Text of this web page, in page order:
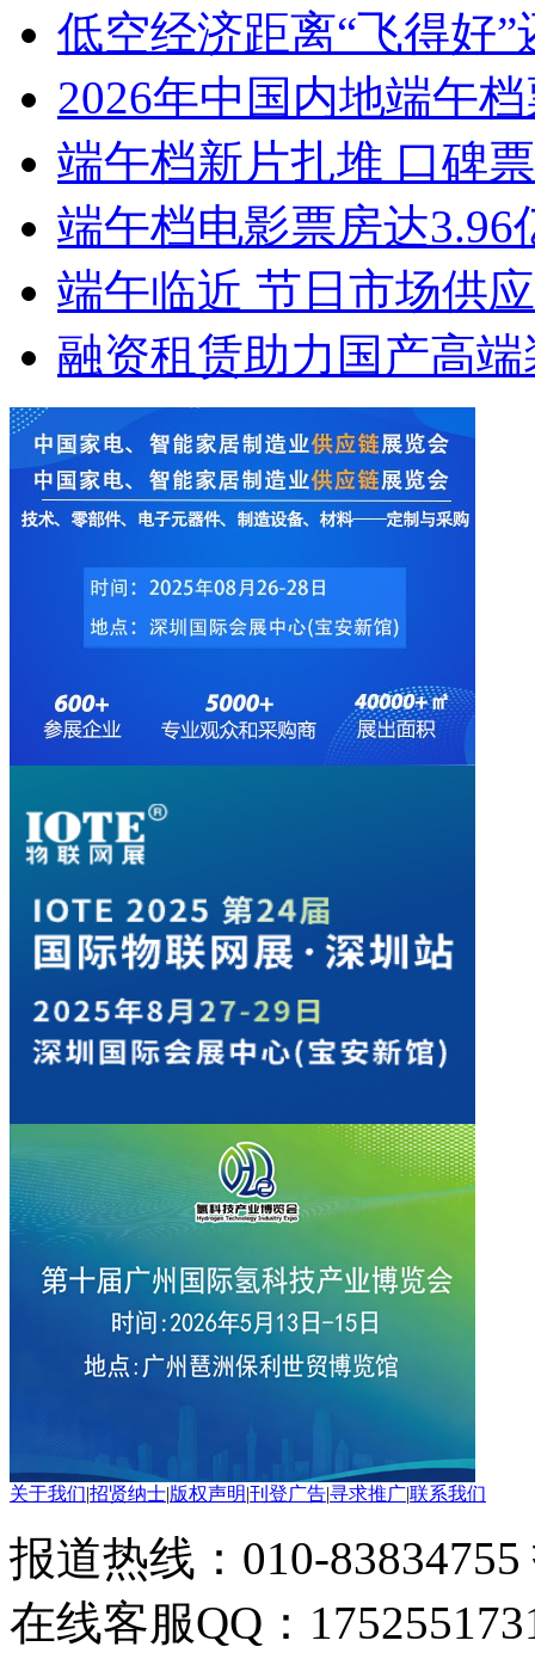
低空经济距离“飞得好
2026年中国内地端午
端午档新片扎堆 口碑
端午档电影票房达3.96
端午临近 节日市场供
融资租赁助力国产高端
关于我们|招贤纳士|版权声明|刊登广告|寻求推广|联系我们
报道热线：010-83834755
在线客服QQ：